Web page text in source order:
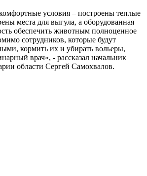
условия – построены теплые
места для выгула, а оборудованная
обеспечить животным полноценное
сотрудников, которые будут
кормить их и убирать вольеры,
врач», - рассказал начальник
области Сергей Самохвалов.